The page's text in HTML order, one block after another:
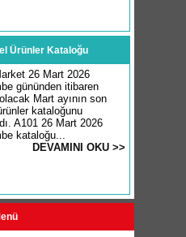
Ürünler Kataloğu
26 Mart 2026
gününden itibaren
Mart ayının son
kataloğunu
A101 26 Mart 2026
kataloğu...
DEVAMINI OKU >>